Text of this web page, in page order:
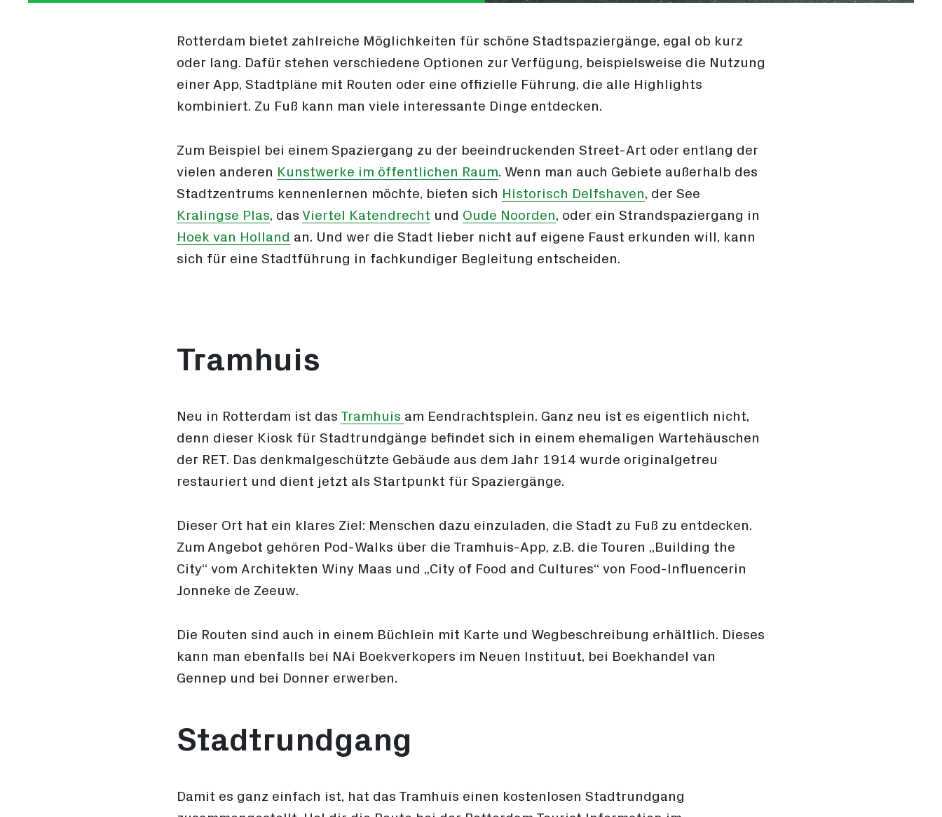
Rotterdam bietet zahlreiche Möglichkeiten für schöne Stadtspaziergänge, egal ob kurz
oder lang. Dafür stehen verschiedene Optionen zur Verfügung, beispielsweise die Nutzung
einer App, Stadtpläne mit Routen oder eine offizielle Führung, die alle Highlights
kombiniert. Zu Fuß kann man viele interessante Dinge entdecken.
Zum Beispiel bei einem Spaziergang zu der beeindruckenden Street-Art oder entlang der
vielen anderen Kunstwerke im öffentlichen Raum. Wenn man auch Gebiete außerhalb des
Stadtzentrums kennenlernen möchte, bieten sich Historisch Delfshaven, der See
Kralingse Plas, das Viertel Katendrecht und Oude Noorden, oder ein Strandspaziergang in
Hoek van Holland an. Und wer die Stadt lieber nicht auf eigene Faust erkunden will, kann
sich für eine Stadtführung in fachkundiger Begleitung entscheiden.
Tramhuis
Neu in Rotterdam ist das Tramhuis am Eendrachtsplein. Ganz neu ist es eigentlich nicht,
denn dieser Kiosk für Stadtrundgänge befindet sich in einem ehemaligen Wartehäuschen
der RET. Das denkmalgeschützte Gebäude aus dem Jahr 1914 wurde originalgetreu
restauriert und dient jetzt als Startpunkt für Spaziergänge.
Dieser Ort hat ein klares Ziel: Menschen dazu einzuladen, die Stadt zu Fuß zu entdecken.
Zum Angebot gehören Pod-Walks über die Tramhuis-App, z.B. die Touren „Building the
City“ vom Architekten Winy Maas und „City of Food and Cultures“ von Food-Influencerin
Jonneke de Zeeuw.
Die Routen sind auch in einem Büchlein mit Karte und Wegbeschreibung erhältlich. Dieses
kann man ebenfalls bei NAi Boekverkopers im Neuen Instituut, bei Boekhandel van
Gennep und bei Donner erwerben.
Stadtrundgang
Damit es ganz einfach ist, hat das Tramhuis einen kostenlosen Stadtrundgang